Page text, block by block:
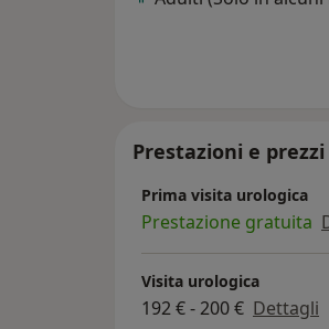
Prestazioni e prezzi
Prima visita urologica
Prestazione gratuita
Visita urologica
192 € - 200 € Dettagli